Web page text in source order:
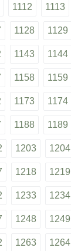
1112 1113
1128 1129
1143 1144
1158 1159
1173 1174
1188 1189
1203 1204
1218 1219
1233 1234
1248 1249
1263 1264